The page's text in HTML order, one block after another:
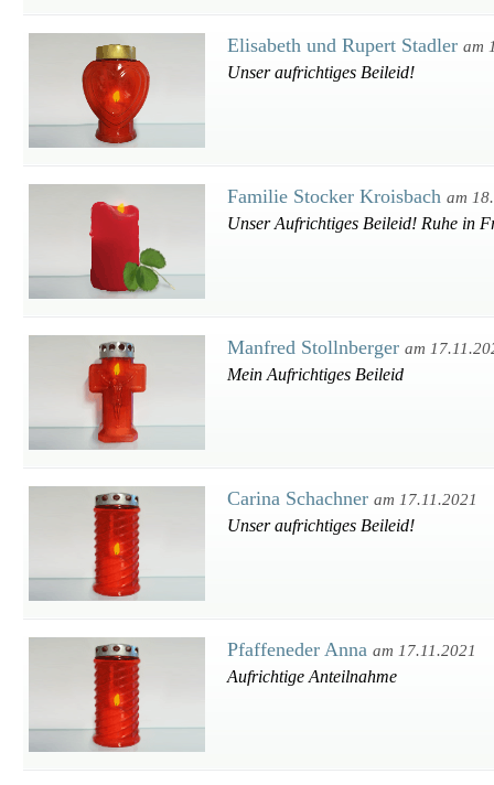
Elisabeth und Rupert Stadler am
Unser aufrichtiges Beileid!
Familie Stocker Kroisbach am
Unser Aufrichtiges Beileid! Ruhe in
Manfred Stollnberger am
Mein Aufrichtiges Beileid
Carina Schachner am 17.11.2021
Unser aufrichtiges Beileid!
Pfaffeneder Anna am 17.11.2021
Aufrichtige Anteilnahme